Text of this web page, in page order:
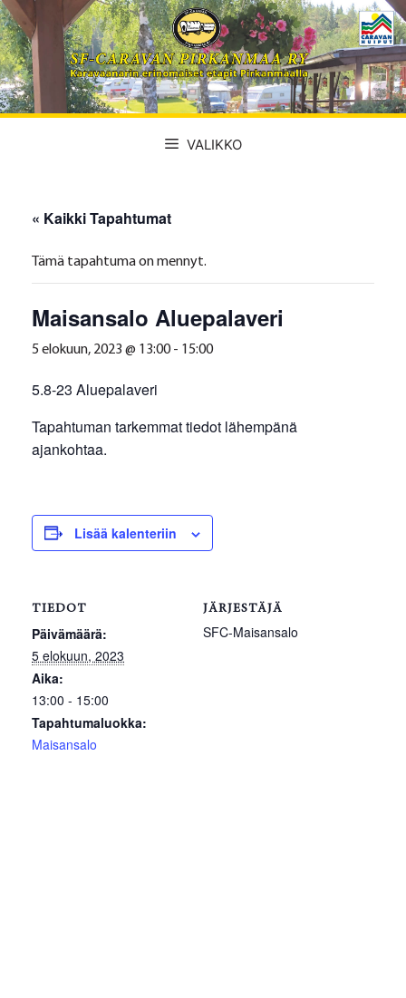
Siirry
sisältöön
VALIKKO
« Kaikki Tapahtumat
Tämä tapahtuma on mennyt.
Maisansalo Aluepalaveri
5 elokuun, 2023 @ 13:00- 15:00
5.8-23 Aluepalaveri
Tapahtuman tarkemmat tiedot lähempänä
ajankohtaa.
Lisää kalenteriin
TIEDOT
Päivämäärä:
5 elokuun, 2023
Aika:
13:00 - 15:00
Tapahtumaluokka:
Maisansalo
JÄRJESTÄJÄ
SFC-Maisansalo